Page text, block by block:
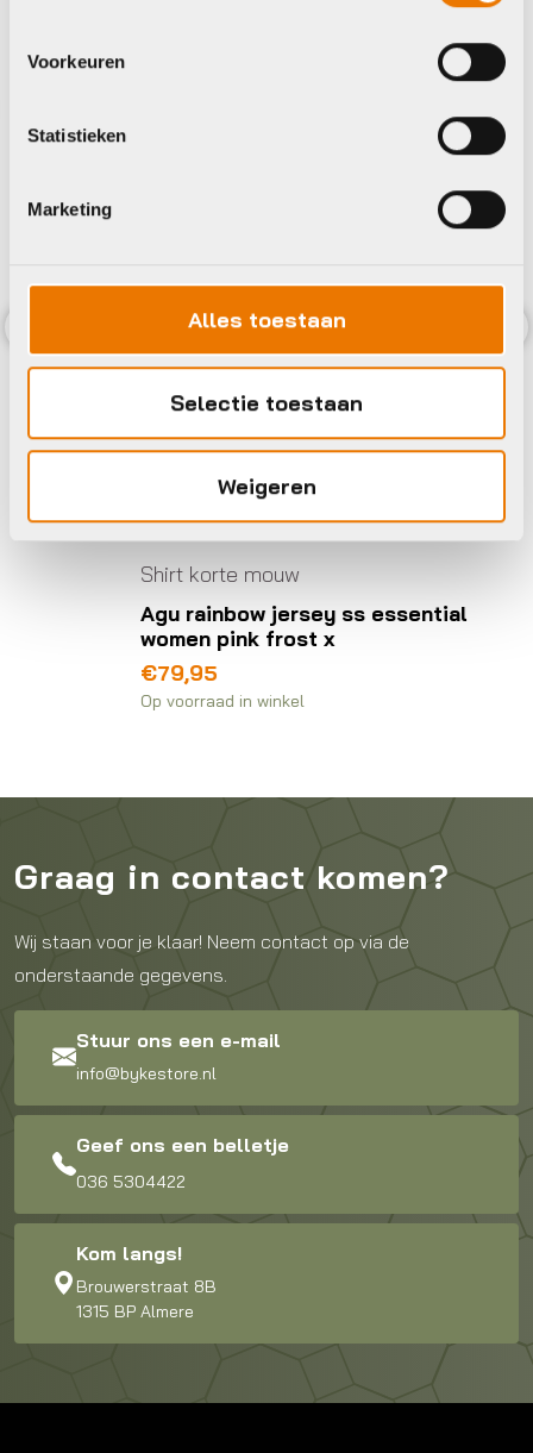
Voorkeuren
Statistieken
Marketing
Alles toestaan
Selectie toestaan
Weigeren
Previous
Shirt korte mouw
Agu rainbow jersey ss essential
women pink frost x
Op voorraad in winkel
Graag in contact komen?
Wij staan voor je klaar! Neem contact op via de
onderstaande gegevens.
Stuur ons een e-mail
info@bykestore.nl
Geef ons een belletje
036 5304422
Kom langs!
Brouwerstraat 8B
1315 BP Almere